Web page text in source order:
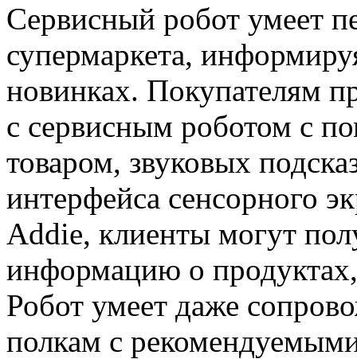
Сервисный робот умеет
супермаркета,
новинках. Покупателям
с сервисным роботом с
товаром, звуковых
интерфейса сенсорного
Addie, клиенты могут
информацию о
Робот умеет даже
полкам с